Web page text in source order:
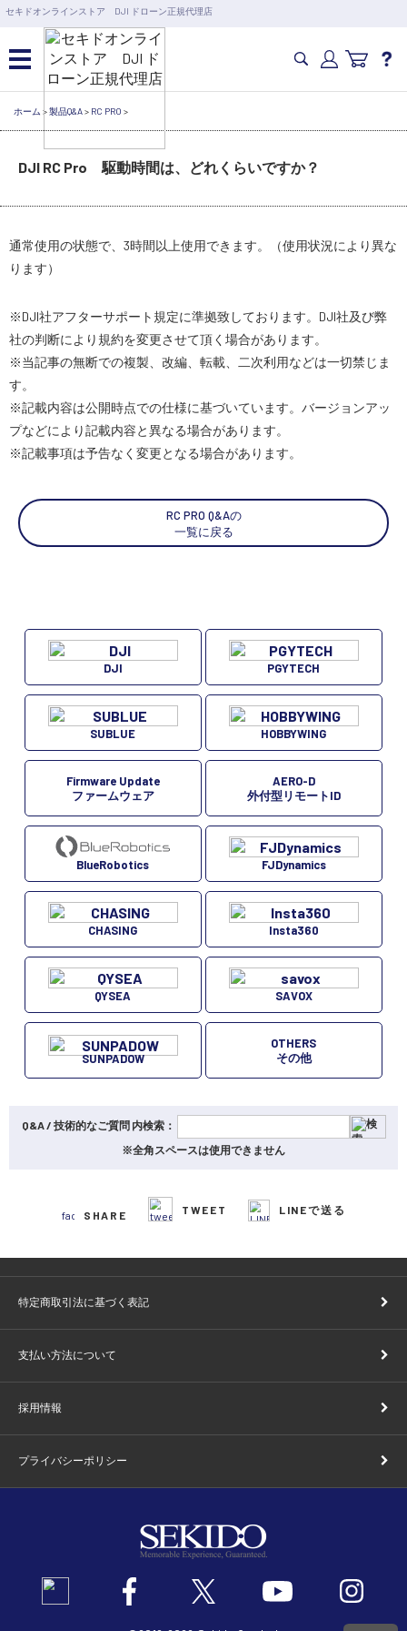
セキドオンラインストア DJI ドローン正規代理店
営業日の15時まで即日出荷
6,000円以上のご購入で送料無料！ポイント1%還元 >>
カメラドローン・生活家電
カメラ・スタビライザー
水中ドローン(ROV)・水中スクーター
RC・ロボット部品
スペシャルコンテンツ
SEKIDO
コーポレートサイト
SEKIDO 会社概要
ホーム >製品Q&A> RC PRO >
DJI RC Pro 駆動時間は、どれくらいですか？
通常使用の状態で、3時間以上使用できます。（使用状況により異な
ります）
※DJI社アフターサポート規定に準拠致しております。DJI社及び弊
社の判断により規約を変更させて頂く場合があります。
※当記事の無断での複製、改編、転載、二次利用などは一切禁じま
す。
※記載内容は公開時点での仕様に基づいています。バージョンアッ
プなどにより記載内容と異なる場合があります。
※記載事項は予告なく変更となる場合があります。
RC PRO Q&Aの
一覧に戻る
DJI PGYTECH
SUBLUE HOBBYWING
Firmware Update
ファームウェア
AERO-D
外付型リモートID
BlueRobotics FJDynamics
CHASING Insta360
QYSEA SAVOX
SUNPADOW
OTHERS
その他
Q&A / 技術的なご質問 内検索：
※全角スペースは使用できません
SHARE TWEET LINEで送る
特定商取引法に基づく表記
支払い方法について
採用情報
プライバシーポリシー